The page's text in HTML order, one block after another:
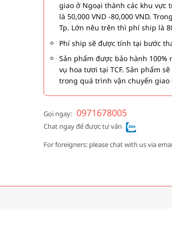
giao ở Ngoại thành các khu
là 50,000 VND -80,000 VND.
Tp. Lớn nêu trên thì phí ship là
Phí ship sẽ được tính tại bước
Sản phẩm được bảo hành
vụ hoa tươi tại TCF. Sản phẩm
trong quá trình vận chuyển giao
Gọi ngay: 0971678005
Chat ngay để được tư vấn
For foreigners: please chat with us via